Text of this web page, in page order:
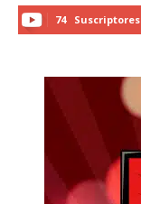
74 Suscriptores